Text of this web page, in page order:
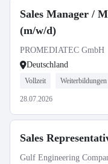
Sales Manager /
(m/w/d)
PROMEDIATEC GmbH
Deutschland
Vollzeit Weiterbildungen
28.07.2026
Sales
Gulf Engineering